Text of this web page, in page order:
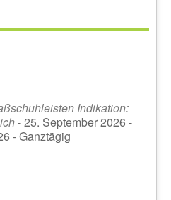
Indikation:
- 25. September 2026 -
- Ganztägig